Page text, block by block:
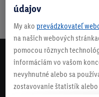
Doprava
zadarmo
nad 70 €¹
údajov
My ako prevádzkovateľ
na našich webových
pomocou rôznych
informáciám vo vašom
nevyhnutné alebo sa
zostavovanie štatistík